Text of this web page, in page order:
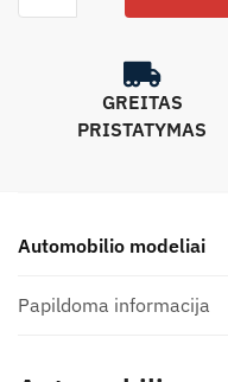
GREITAS
PRISTATYMAS
Automobilio modeliai
Papildoma informacija